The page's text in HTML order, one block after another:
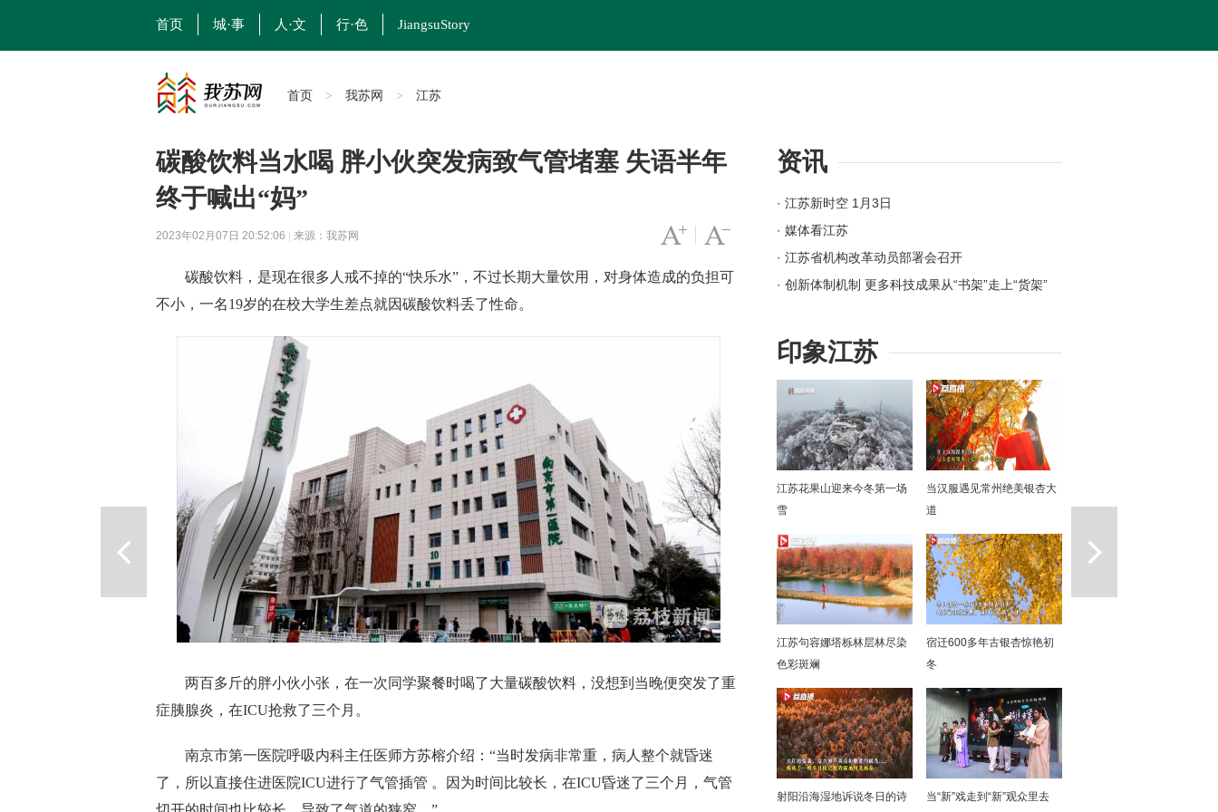
首页 城·事 人·文 行·色 JiangsuStory
首页 > 我苏网 > 江苏
碳酸饮料当水喝 胖小伙突发病致气管堵塞 失语半年
终于喊出“妈”
2023年02月07日 20:52:06 来源：我苏网 字号变小
碳酸饮料，是现在很多人戒不掉的“快乐水”，不过长期大量饮用，对身体造成的负担可
不小，一名19岁的在校大学生差点就因碳酸饮料丢了性命。
两百多斤的胖小伙小张，在一次同学聚餐时喝了大量碳酸饮料，没想到当晚便突发了重
症胰腺炎，在ICU抢救了三个月。
南京市第一医院呼吸内科主任医师方苏榕介绍：“当时发病非常重，病人整个就昏迷
了，所以直接住进医院ICU进行了气管插管 。因为时间比较长，在ICU昏迷了三个月，气管
资讯
· 江苏新时空 1月3日
· 媒体看江苏
· 江苏省机构改革动员部署会召开
· 创新体制机制 更多科技成果从“书架”走上“货架”
· 苏州：奋力打造全球具有领先地位的“智造之城”
· 【改变在身边】今年起扬州环卫工享免费早餐
· 江苏高速公路因雾霾特级管制均已解除
印象江苏
江苏花果山迎来今冬第一场
雪
当汉服遇见常州绝美银杏大
道
江苏句容娜塔栎林层林尽染
色彩斑斓
宿迁600多年古银杏惊艳初
冬
射阳沿海湿地诉说冬日的诗 当“新”戏走到“新”观众里去